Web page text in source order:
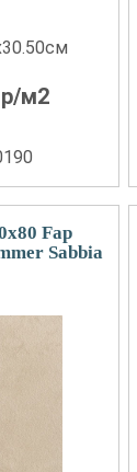
м2
Fap
Sabbia